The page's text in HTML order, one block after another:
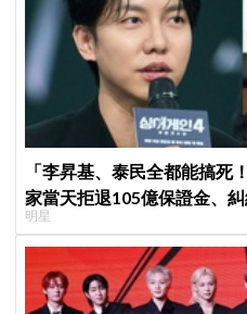
「李昇基、泰民全都能搞死
家當天拒退105億保證金、
明星